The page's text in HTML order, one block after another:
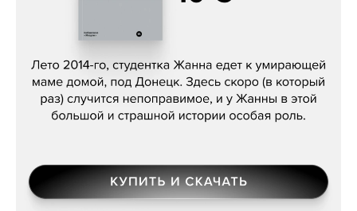
Сергей Лебедев, «Белая дама»